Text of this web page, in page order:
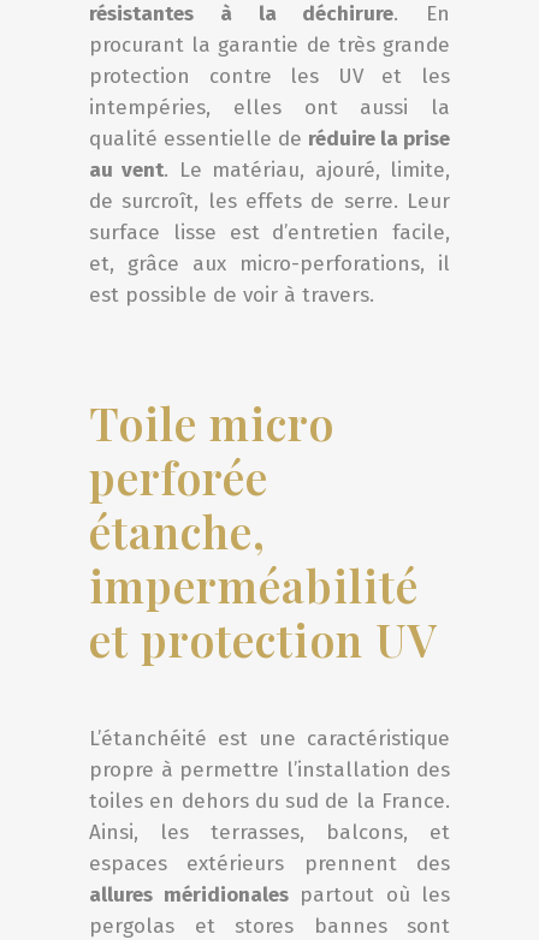
résistantes à la déchirure. En
procurant la garantie de très grande
protection contre les UV et les
intempéries, elles ont aussi la
qualité essentielle de réduire la prise
au vent. Le matériau, ajouré, limite,
de surcroît, les effets de serre. Leur
surface lisse est d’entretien facile,
et, grâce aux micro-perforations, il
est possible de voir à travers.
Toile micro
perforée
étanche,
imperméabilité
et protection UV
L’étanchéité est une caractéristique
propre à permettre l’installation des
toiles en dehors du sud de la France.
Ainsi, les terrasses, balcons, et
espaces extérieurs prennent des
allures méridionalespartout où les
pergolas et stores bannes sont